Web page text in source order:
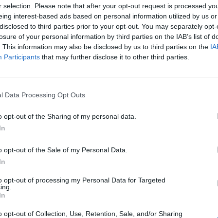
selection. Please note that after your opt-out request is processed
interest-based ads based on personal information utilized by us
to third parties prior to your opt-out. You may separately
of your personal information by third parties on the IAB’s list of
This information may also be disclosed by us to third parties on the
Participants that may further disclose it to other third parties.
Data Processing Opt Outs
opt-out of the Sharing of my personal data.
opt-out of the Sale of my Personal Data.
opt-out of processing my Personal Data for Targeted
opt-out of Collection, Use, Retention, Sale, and/or Sharing
rurales, puntos de
Luis Serrano 03/07/2024
en las zonas rurales de
comienza a contar con un servicio
y novedades
cardioprotege todos sus
y novedades
ha instalado un desfibrilador inteligente
en el exterior de cada uno de sus siete